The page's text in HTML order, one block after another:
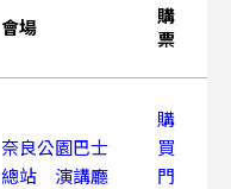
會場
購
票
奈良公園巴士
總站 演講廳
購
買
門